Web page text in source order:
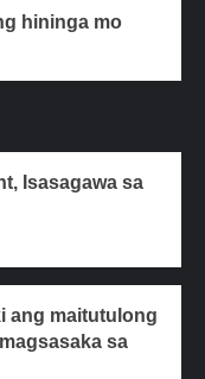
hininga mo
Isasagawa sa
ang maitutulong
sa